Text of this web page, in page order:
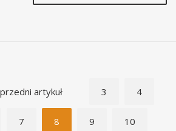
artykuł 3 4
7 8 9 10